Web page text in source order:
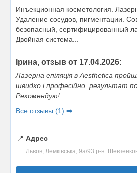
Инъекционная косметология.
Удаление сосудов, пигментации.
безопасный, сертифицированный
Двойная система...
Ірина, отзыв от 17.04.2026:
Лазерна епіляція в Aesthetica
швидко і професійно, результат
Рекомендую!
Все отзывы (1) ➡️
📍 Адрес
Львов, Лемківська, 9а/93 р-н.